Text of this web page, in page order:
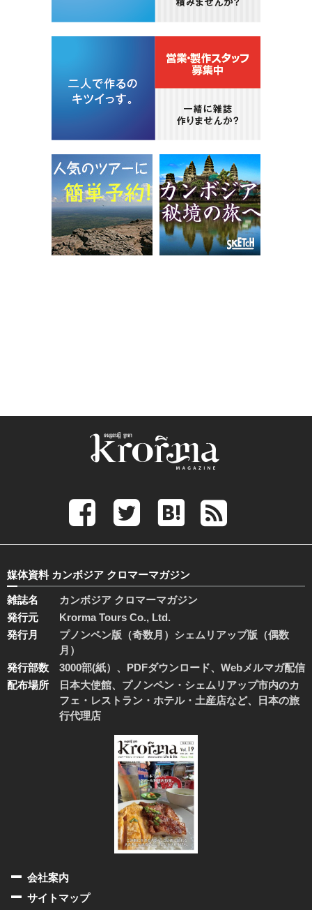
媒体資料 カンボジア クロマーマガジン
雑誌名
カンボジア クロマーマガジン
発行元
Krorma Tours Co., Ltd.
発行月
プノンペン版（奇数月）シェムリアップ版（偶数
月）
発行部数
3000部(紙）、PDFダウンロード、Webメルマガ配信
配布場所
日本大使館、プノンペン・シェムリアップ市内のカ
フェ・レストラン・ホテル・土産店など、日本の旅
行代理店
会社案内
サイトマップ